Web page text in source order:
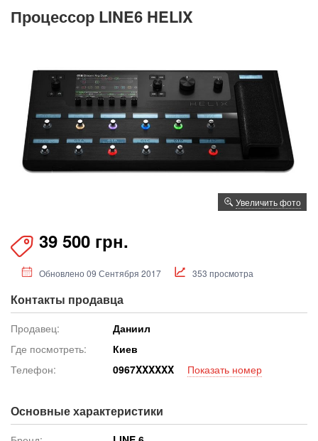
Процессор LINE6 HELIX
Увеличить фото
39 500 грн.
Обновлено 09 Сентября 2017 353 просмотра
Контакты продавца
Продавец:
Даниил
Где посмотреть:
Киев
Телефон:
0967XXXXXX Показать номер
Основные характеристики